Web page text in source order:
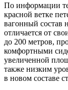
По информации
красной ветке
вагонный состав
отличается от
до 200 метров,
комфортными
увеличенной
также низким
в новом составе